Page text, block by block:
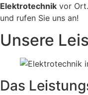
Elektrotechnik vor
und rufen Sie uns an!
Unsere
Das